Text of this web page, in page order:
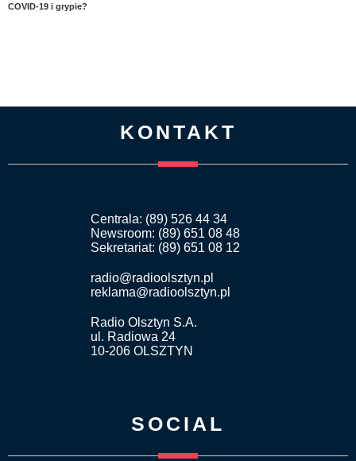
COVID-19 i grypie?
KONTAKT
Centrala: (89) 526 44 34
Newsroom: (89) 651 08 48
Sekretariat: (89) 651 08 12
radio@radioolsztyn.pl
reklama@radioolsztyn.pl
Radio Olsztyn S.A.
ul. Radiowa 24
10-206 OLSZTYN
SOCIAL